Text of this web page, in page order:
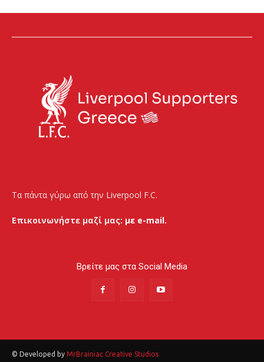
Τα πάντα γύρω από την Liverpool F.C.
Επικοινωνήστε μαζί μας: με e-mail.
Βρείτε μας στα Social Media
© Developed by MrBrainiac Creative Studios